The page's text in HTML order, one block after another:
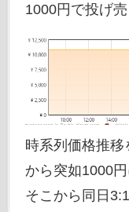
1000円で投げ
時系列価格推移
から突如1000円
そこから同日